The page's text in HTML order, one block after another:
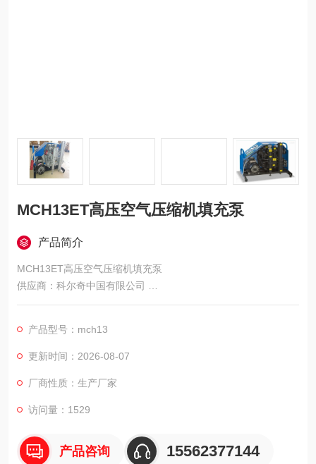
MCH13ET高压空气压缩机填充泵
产品简介
MCH13ET高压空气压缩机填充泵
供应商：科尔奇中国有限公司
型号：MCH13/ET STANDARD
有空气（如水下）的场所，我们需要清洁且能够持续供气的呼吸
空气压缩机为生命提供续供气。
产品型号：mch13
更新时间：2026-08-07
厂商性质：生产厂家
访问量：1529
产品咨询 15562377144